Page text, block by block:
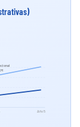
Año 5